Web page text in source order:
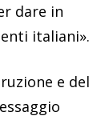
dare in
italiani».
e del